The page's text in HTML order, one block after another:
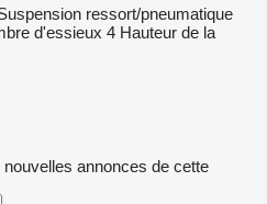
ressort/pneumatique
d'essieux 4 Hauteur de la
annonces de cette